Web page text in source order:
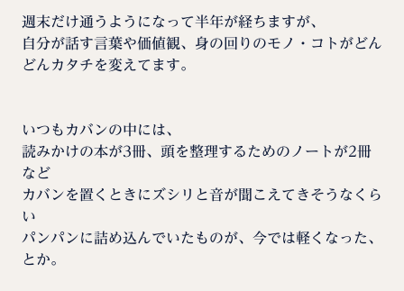
週末だけ通うようになって半年が経ちますが、
自分が話す言葉や価値観、身の回りのモノ・コトがどん
どんカタチを変えてます。
いつもカバンの中には、
読みかけの本が3冊、頭を整理するためのノートが2冊
など
カバンを置くときにズシリと音が聞こえてきそうなくら
い
パンパンに詰め込んでいたものが、今では軽くなった、
とか。